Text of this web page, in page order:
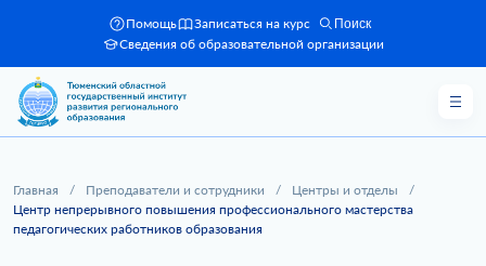
Помощь Записаться на курс Поиск
Сведения об образовательной организации
Главная / Преподаватели и сотрудники / Центры и отделы
/
Центр непрерывного повышения профессионального мастерства
педагогических работников образования